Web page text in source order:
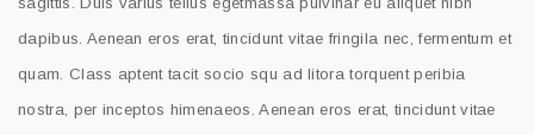
dapibus. Aenean eros erat, tincidunt vitae fringila nec, fermentum et
quam. Class aptent tacit socio squ ad litora torquent peribia
nostra, per inceptos himenaeos. Aenean eros erat, tincidunt vitae